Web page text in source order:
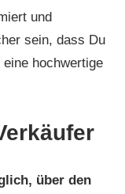
und
sein, dass Du
hochwertige
über den